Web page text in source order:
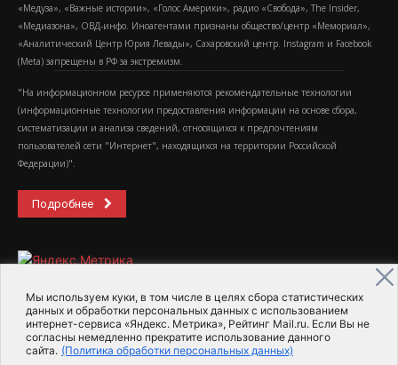
Мы используем куки, в том числе в целях сбора статистических
данных и обработки персональных данных с использованием
интернет-сервиса «Яндекс. Метрика», Рейтинг Mail.ru. Если Вы не
согласны немедленно прекратите использование данного
сайта. (Политика обработки персональных данных)
«Медуза», «Важные истории», «Голос Америки», радио «Свобода», The Insider,
«Медиазона», ОВД-инфо. Иноагентами признаны общество/центр «Мемориал»,
«Аналитический Центр Юрия Левады», Сахаровский центр. Instagram и Facebook
(Metа) запрещены в РФ за экстремизм.
"На информационном ресурсе применяются рекомендательные технологии
(информационные технологии предоставления информации на основе сбора,
систематизации и анализа сведений, относящихся к предпочтениям
пользователей сети "Интернет", находящихся на территории Российской
Федерации)".
Подробнее
2015-2026- Информационное агентство МедиаПоток